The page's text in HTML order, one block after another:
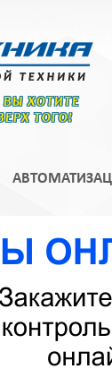
ХОТИТЕ
ТОГО!